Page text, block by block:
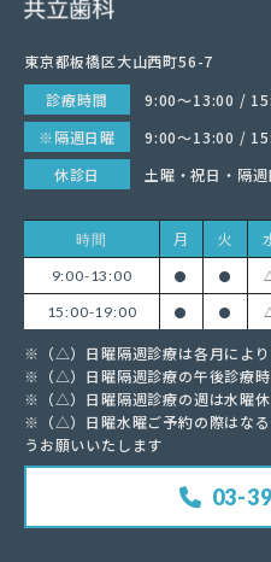
東京都板橋区大山西町56-7
診療時間
9:00〜13:00 /
※隔週日曜
9:00〜13:00 /
休診日
土曜・祝日・隔週
時間 月 火
9:00-13:00 ● ●
15:00-19:00
● ●
※（△）日曜隔週診療は各月により
※（△）日曜隔週診療の午後診療
※（△）日曜隔週診療の週は水曜
※（△）日曜水曜ご予約の際はな
うお願いいたします
03-